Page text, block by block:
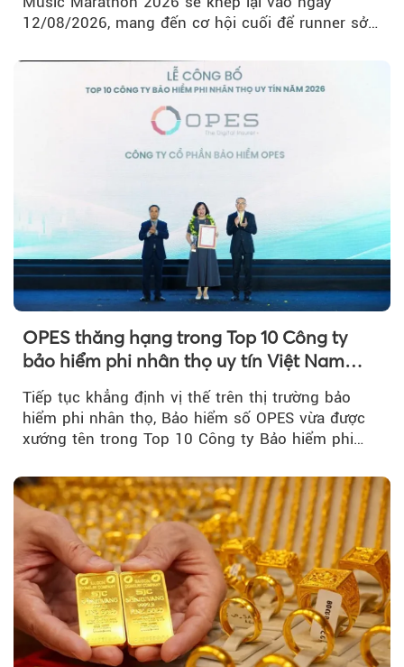
12/08/2026, mang đến cơ hội cuối để runner sở
OPES thăng hạng trong Top 10 Công ty
bảo hiểm phi nhân thọ uy tín Việt Nam
2026
Tiếp tục khẳng định vị thế trên thị trường bảo
hiểm phi nhân thọ, Bảo hiểm số OPES vừa được
xướng tên trong Top 10 Công ty Bảo hiểm phi